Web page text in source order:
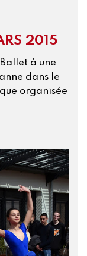
2015
à une
dans le
organisée